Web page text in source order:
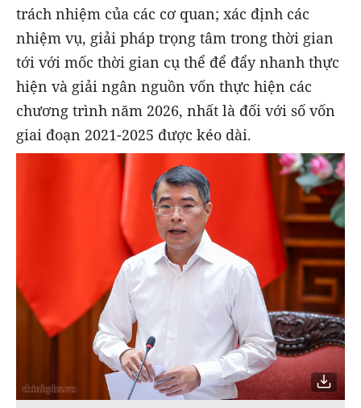
trách nhiệm của các cơ quan; xác định các
nhiệm vụ, giải pháp trọng tâm trong thời gian
tới với mốc thời gian cụ thể để đẩy nhanh thực
hiện và giải ngân nguồn vốn thực hiện các
chương trình năm 2026, nhất là đối với số vốn
giai đoạn 2021-2025 được kéo dài.